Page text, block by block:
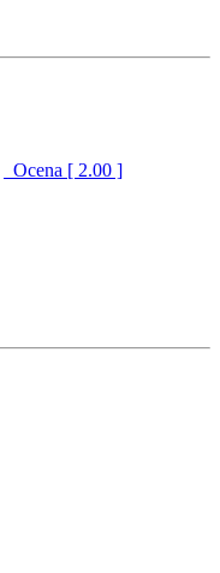
Ocena [ 2.00 ]